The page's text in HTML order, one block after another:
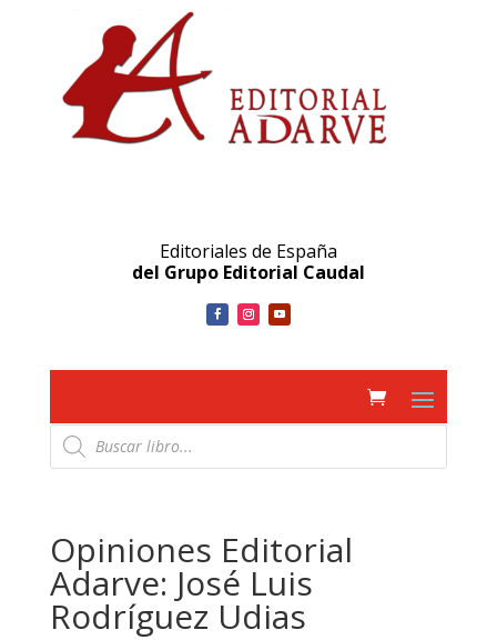
Editoriales de España
del Grupo Editorial Caudal
Búsqueda
de
productos
Opiniones Editorial
Adarve: José Luis
Rodríguez Udias